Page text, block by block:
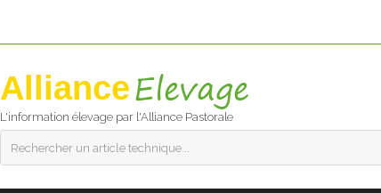
Alliance
L'information élevage par l'Alliance Pastorale
Rechercher un article technique...